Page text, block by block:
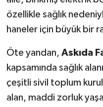
özellikle sağlık
haneler için büyük bir
Öte yandan, Askıda
kapsamında sağlık
çeşitli sivil toplum
alan, maddi zorluk